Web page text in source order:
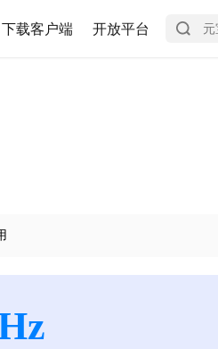
下载客户端 开放平台